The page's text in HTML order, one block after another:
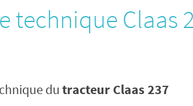
technique Claas
dutracteur Claas 237